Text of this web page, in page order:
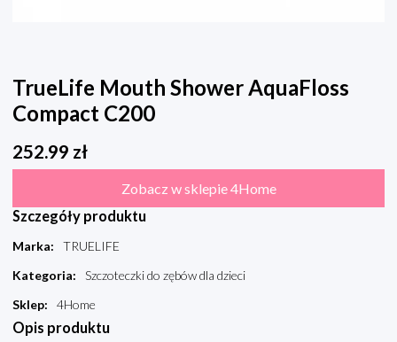
TrueLife Mouth Shower AquaFloss
Compact C200
252.99 zł
Zobacz w sklepie 4Home
Szczegóły produktu
Marka:
TRUELIFE
Kategoria:
Szczoteczki do zębów dla dzieci
Sklep: 4Home
Opis produktu